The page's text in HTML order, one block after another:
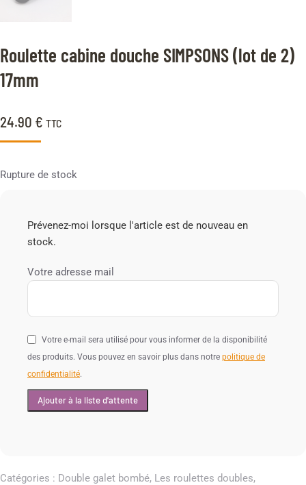
Roulette cabine douche SIMPSONS (lot de 2)
17mm
24.90 € TTC
Rupture de stock
Prévenez-moi lorsque l'article est de nouveau en
stock.
Votre adresse mail
Votre e-mail sera utilisé pour vous informer de la disponibilité
des produits. Vous pouvez en savoir plus dans notre politique de
confidentialité.
Catégories : Double galet bombé, Les roulettes doubles,